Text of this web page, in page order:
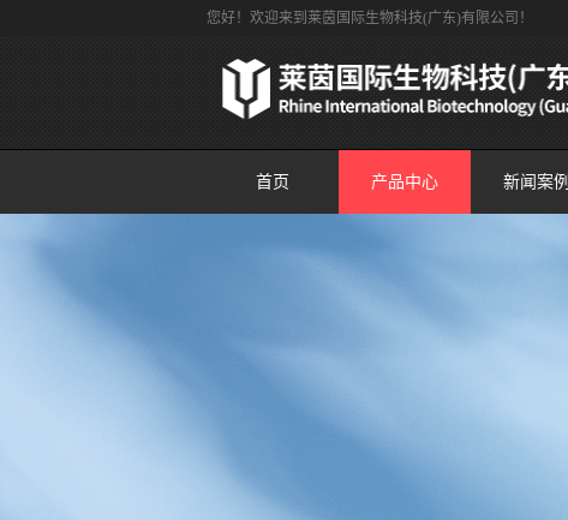
您好！欢迎来到莱茵国际生物科技(广东)有限公司！
首页 产品中心 新闻案例